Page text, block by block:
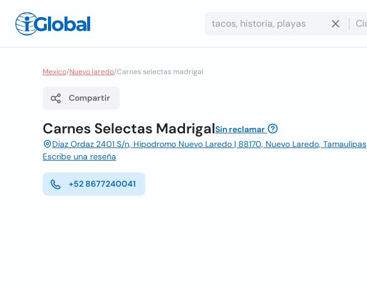
Mexico/Nuevo laredo/Carnes selectas madrigal
Compartir
Carnes Selectas MadrigalSin reclamar
Diaz Ordaz 2401 S/n, Hipodromo Nuevo Laredo | 88170, Nuevo Laredo, Tamaulipas
Escribe una reseña
+52 8677240041